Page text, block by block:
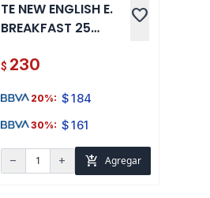
TE NEW ENGLISH E.
BREAKFAST 25
favorite
$ 230
20%: $184
30%: $161
remove add add_shopping_cart Agregar